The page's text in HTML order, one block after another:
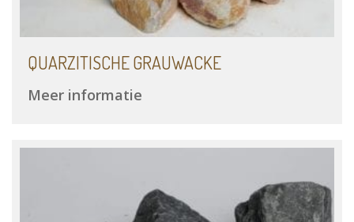
QUARZITISCHE GRAUWACKE
Meer informatie